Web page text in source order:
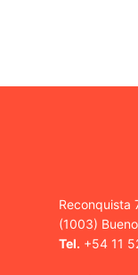
Reconquista
(1003)
Tel. +54 11